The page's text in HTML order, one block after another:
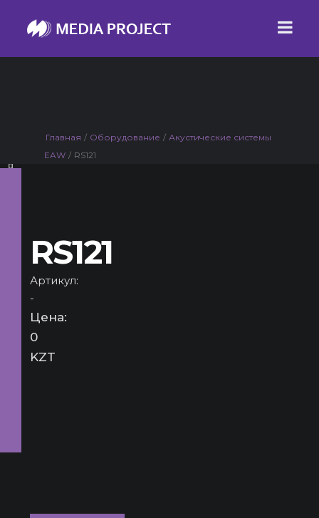
Главная / Оборудование / Акустические системы
EAW / RS121
RS121
Артикул:
-
Цена:
0
KZT